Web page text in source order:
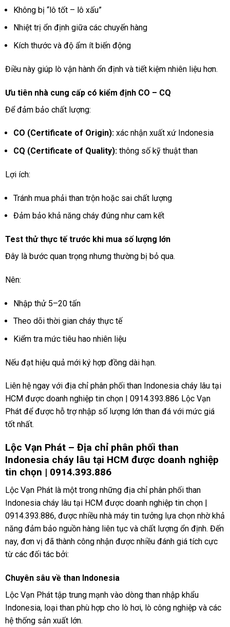
Không bị “lô tốt – lô xấu”
Nhiệt trị ổn định giữa các chuyến hàng
Kích thước và độ ẩm ít biến động
Điều này giúp lò vận hành ổn định và tiết kiệm nhiên liệu hơn.
Ưu tiên nhà cung cấp có kiểm định CO – CQ
Để đảm bảo chất lượng:
CO (Certificate of Origin):xác nhận xuất xứ Indonesia
CQ (Certificate of Quality):thông số kỹ thuật than
Lợi ích:
Tránh mua phải than trộn hoặc sai chất lượng
Đảm bảo khả năng cháy đúng như cam kết
Test thử thực tế trước khi mua số lượng lớn
Đây là bước quan trọng nhưng thường bị bỏ qua.
Nên:
Nhập thử 5–20 tấn
Theo dõi thời gian cháy thực tế
Kiểm tra mức tiêu hao nhiên liệu
Nếu đạt hiệu quả mới ký hợp đồng dài hạn.
Liên hệ ngay với địa chỉ phân phối than Indonesia cháy lâu tại
HCM được doanh nghiệp tin chọn | 0914.393.886 Lộc Vạn
Phát để được hỗ trợ nhập số lượng lớn than đá với mức giá
tốt nhất.
Lộc Vạn Phát – Địa chỉ phân phối than
Indonesia cháy lâu tại HCM được doanh nghiệp
tin chọn | 0914.393.886
Lộc Vạn Phát là một trong những địa chỉ phân phối than
Indonesia cháy lâu tại HCM được doanh nghiệp tin chọn |
0914.393.886, được nhiều nhà máy tin tưởng lựa chọn nhờ khả
năng đảm bảo nguồn hàng liên tục và chất lượng ổn định. Đến
nay, đơn vị đã thành công nhận được nhiều đánh giá tích cực
từ các đối tác bởi:
Chuyên sâu về than Indonesia
Lộc Vạn Phát tập trung mạnh vào dòng than nhập khẩu
Indonesia, loại than phù hợp cho lò hơi, lò công nghiệp và các
hệ thống sản xuất lớn.